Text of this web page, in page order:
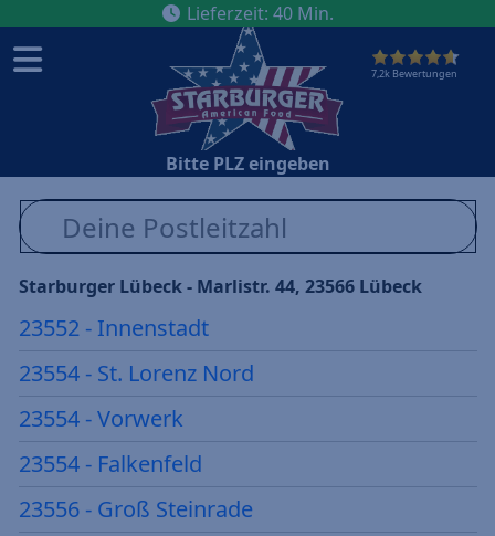
Lieferzeit: 40Min.
7,2k Bewertungen
Bitte PLZ eingeben
Starburger Lübeck - Marlistr. 44, 23566 Lübeck
23552 - Innenstadt
23554 - St. Lorenz Nord
23554 - Vorwerk
23554 - Falkenfeld
23556 - Groß Steinrade